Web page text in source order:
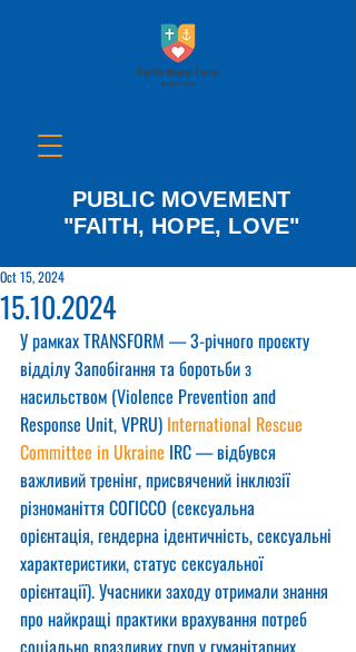
PUBLIC MOVEMENT
"FAITH, HOPE, LOVE"
15.10.2024
Oct 15, 2024
У рамках TRANSFORM — 3-річного проєкту
відділу Запобігання та боротьби з
насильством (Violence Prevention and
Response Unit, VPRU) International Rescue
Committee in Ukraine IRC — відбувся
важливий тренінг, присвячений інклюзії
різноманіття СОГІССО (сексуальна
орієнтація, гендерна ідентичність, сексуальні
характеристики, статус сексуальної
орієнтації). Учасники заходу отримали знання
про найкращі практики врахування потреб
соціально вразливих груп у гуманітарних